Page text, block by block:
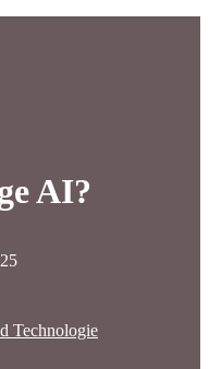
AI?
Technologie